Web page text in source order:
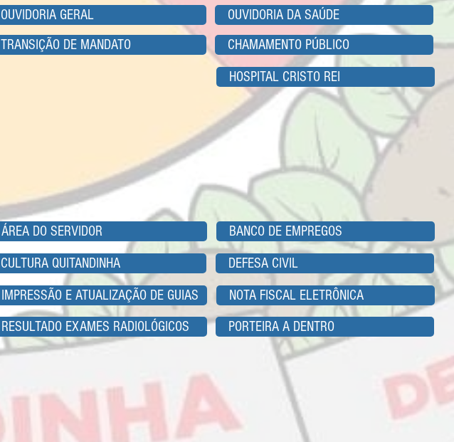
OUVIDORIA GERAL
TRANSIÇÃO DE MANDATO
OUVIDORIA DA SAÚDE
CHAMAMENTO PÚBLICO
HOSPITAL CRISTO REI
ÁREA DO SERVIDOR
CULTURA QUITANDINHA
IMPRESSÃO E ATUALIZAÇÃO DE GUIAS
RESULTADO EXAMES RADIOLÓGICOS
BANCO DE EMPREGOS
DEFESA CIVIL
NOTA FISCAL ELETRÔNICA
PORTEIRA A DENTRO